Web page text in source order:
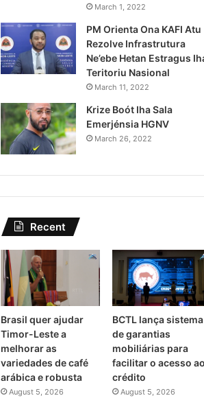
Lei
Kaptura Autór
March 1, 2022
PM Orienta Ona KAFI Atu
Rezolve Infrastrutura
Ne’ebe Hetan Estragus
Teritoriu Nasional
March 11, 2022
Krize Boót Iha Sala
Emerjénsia HGNV
March 26, 2022
Recent
Brasil quer ajudar
Timor-Leste a
melhorar as
variedades de café
arábica e robusta
August 5, 2026
BCTL lança sistema
de garantias
mobiliárias para
facilitar o acesso ao
crédito
August 5, 2026